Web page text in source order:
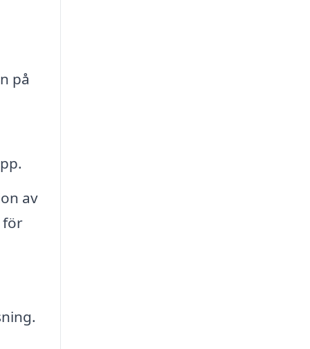
på
av
för